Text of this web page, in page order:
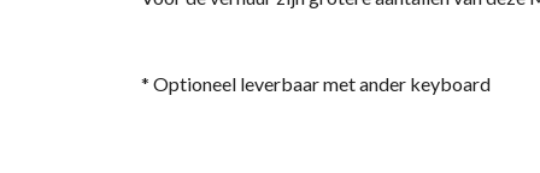
* Optioneel leverbaar met ander keyboard